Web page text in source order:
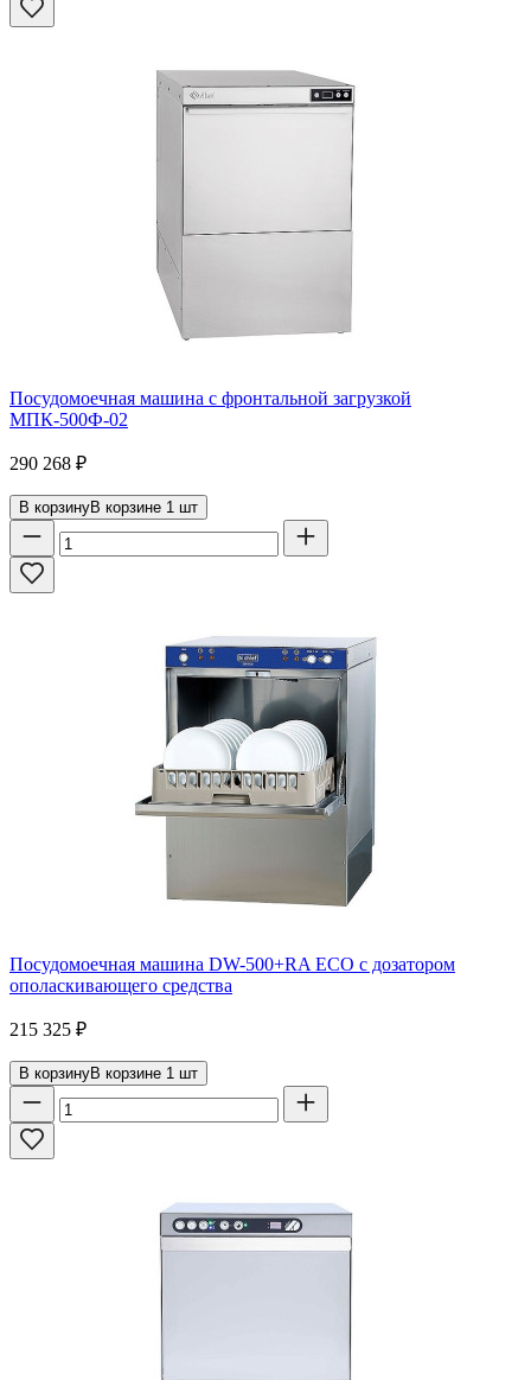
Посудомоечная машина с фронтальной загрузкой
МПК-500Ф-02
290 268 ₽
В корзинуВ корзине 1 шт
Посудомоечная машина DW-500+RA ECO с дозатором
ополаскивающего средства
215 325 ₽
В корзинуВ корзине 1 шт